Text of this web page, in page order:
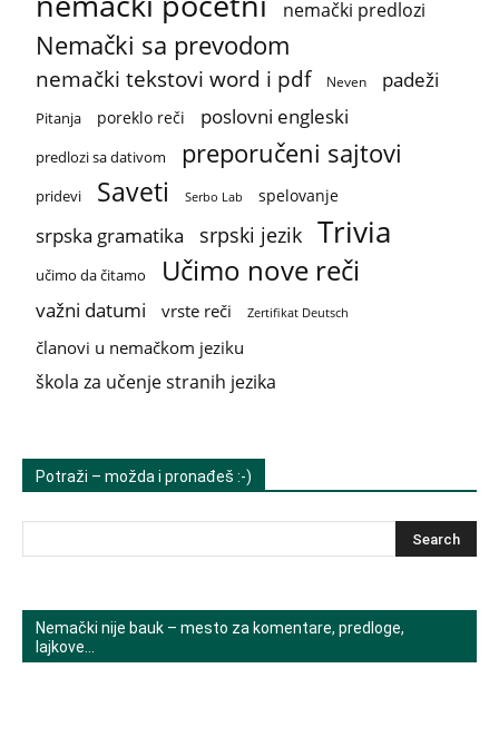
nemački predlozi
Nemački sa prevodom
nemački tekstovi word i pdf Neven padeži
Pitanja poreklo reči poslovni engleski
predlozi sa dativom preporučeni sajtovi
pridevi Saveti Serbo Lab spelovanje
srpska gramatika srpski jezik Trivia
učimo da čitamo Učimo nove reči
važni datumi vrste reči Zertifikat Deutsch
članovi u nemačkom jeziku
škola za učenje stranih jezika
Potraži – možda i pronađeš :-)
Nemački nije bauk – mesto za komentare, predloge,
lajkove…